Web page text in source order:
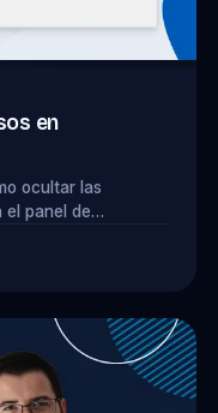
en
ocultar las
el panel de